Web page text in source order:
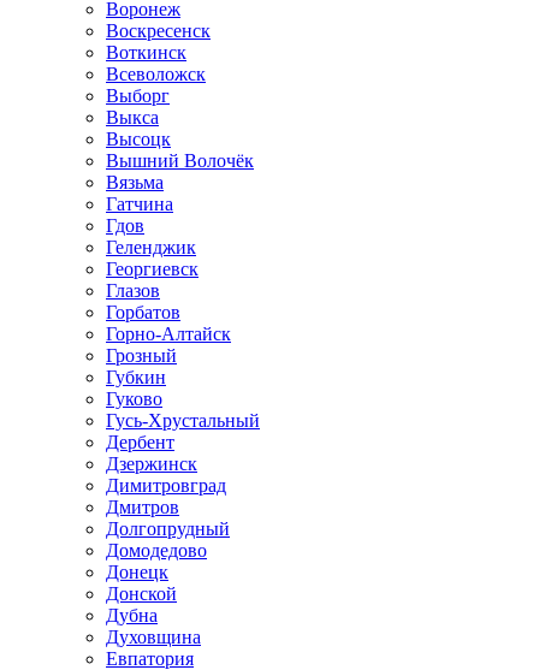
Воронеж
Воскресенск
Воткинск
Всеволожск
Выборг
Выкса
Высоцк
Вышний Волочёк
Вязьма
Гатчина
Гдов
Геленджик
Георгиевск
Глазов
Горбатов
Горно-Алтайск
Грозный
Губкин
Гуково
Гусь-Хрустальный
Дербент
Дзержинск
Димитровград
Дмитров
Долгопрудный
Домодедово
Донецк
Донской
Дубна
Духовщина
Евпатория